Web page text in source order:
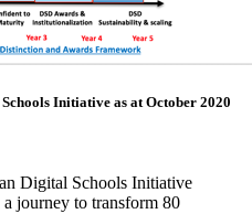
Initiative as at October 2020
Digital Schools Initiative
journey to transform 80